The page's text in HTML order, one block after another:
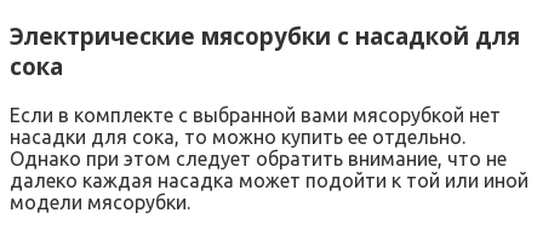
Электрические мясорубки с насадкой для
сока
Если в комплекте с выбранной вами мясорубкой нет
насадки для сока, то можно купить ее отдельно.
Однако при этом следует обратить внимание, что не
далеко каждая насадка может подойти к той или иной
модели мясорубки.